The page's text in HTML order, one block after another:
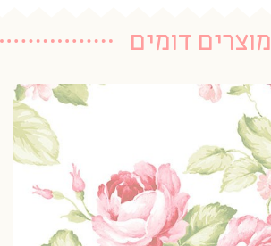
מוצרים דומים